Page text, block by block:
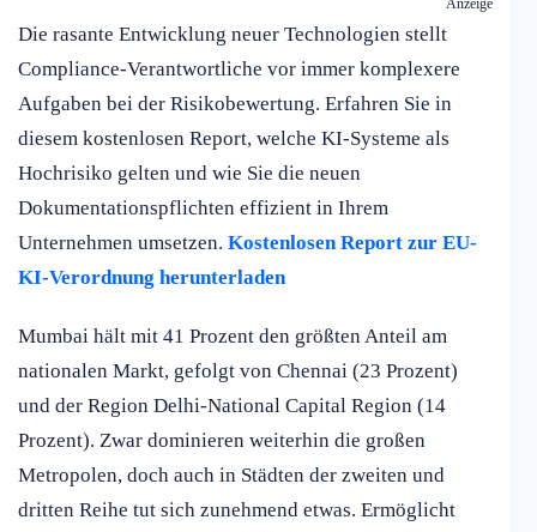
Anzeige
Die rasante Entwicklung neuer Technologien stellt
Compliance-Verantwortliche vor immer komplexere
Aufgaben bei der Risikobewertung. Erfahren Sie in
diesem kostenlosen Report, welche KI-Systeme als
Hochrisiko gelten und wie Sie die neuen
Dokumentationspflichten effizient in Ihrem
Unternehmen umsetzen. Kostenlosen Report zur EU-
KI-Verordnung herunterladen
Mumbai hält mit 41 Prozent den größten Anteil am
nationalen Markt, gefolgt von Chennai (23 Prozent)
und der Region Delhi-National Capital Region (14
Prozent). Zwar dominieren weiterhin die großen
Metropolen, doch auch in Städten der zweiten und
dritten Reihe tut sich zunehmend etwas. Ermöglicht